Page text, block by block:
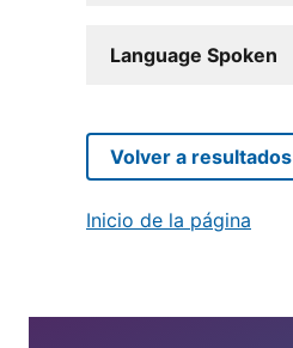
Language Spoken
Volver a resultados
Inicio de la página